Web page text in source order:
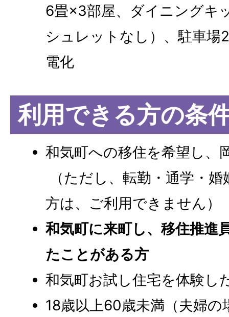
6畳×3部屋、ダイニングキ
シュレットなし）、駐車場
電化
利用できる方の条
和気町への移住を希望し、
（ただし、転勤・通学・
方は、ご利用できません）
和気町に来町し、移住推進
たことがある方
和気町お試し住宅を体験し
18歳以上60歳未満（夫婦